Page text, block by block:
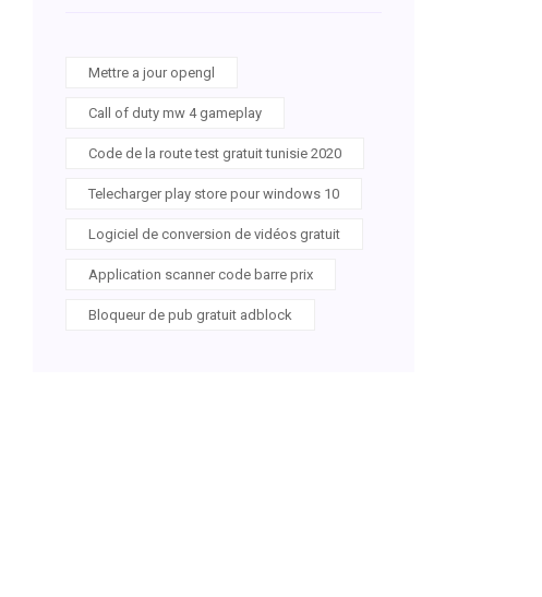
Mettre a jour opengl
Call of duty mw 4 gameplay
Code de la route test gratuit tunisie 2020
Telecharger play store pour windows 10
Logiciel de conversion de vidéos gratuit
Application scanner code barre prix
Bloqueur de pub gratuit adblock